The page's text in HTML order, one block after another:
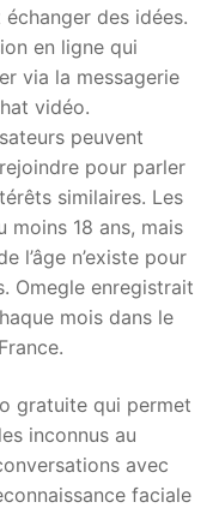
des idées.
en ligne qui
via la messagerie
vidéo.
peuvent
pour parler
similaires. Les
moins 18 ans, mais
l’âge n’existe pour
Omegle enregistrait
mois dans le
gratuite qui permet
inconnus au
avec
faciale